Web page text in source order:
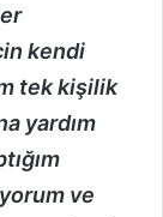
kendi
tek kişilik
yardım
ve